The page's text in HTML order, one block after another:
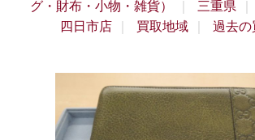
グ・財布・小物・雑貨）
三重県
四日市店
買取地域 過去の